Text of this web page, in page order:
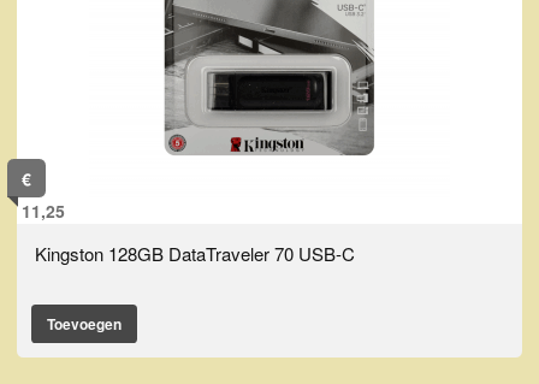
€
11,25
Kingston 128GB DataTraveler 70 USB-C
Toevoegen